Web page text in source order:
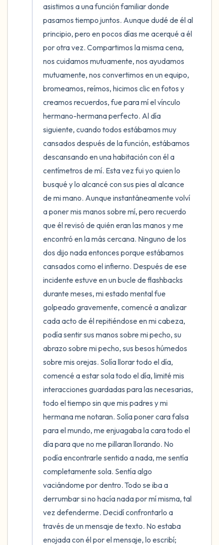
asistimos a una función familiar donde
pasamos tiempo juntos. Aunque dudé de él al
principio, pero en pocos días me acerqué a él
por otra vez. Compartimos la misma cena,
nos cuidamos mutuamente, nos ayudamos
mutuamente, nos convertimos en un equipo,
bromeamos, reímos, hicimos clic en fotos y
creamos recuerdos, fue para mí el vínculo
hermano-hermana perfecto. Al día
siguiente, cuando todos estábamos muy
cansados después de la función, estábamos
descansando en una habitación con él a
centímetros de mí. Esta vez fui yo quien lo
busqué y lo alcancé con sus pies al alcance
de mi mano. Aunque instantáneamente volví
a poner mis manos sobre mí, pero recuerdo
que él revisó de quién eran las manos y me
encontró en la más cercana. Ninguno de los
dos dijo nada entonces porque estábamos
cansados como el infierno. Después de ese
incidente estuve en un bucle de flashbacks
durante meses, mi estado mental fue
golpeado gravemente, comencé a analizar
cada acto de él repitiéndose en mi cabeza,
podía sentir sus manos sobre mi pecho, su
abrazo sobre mi pecho, sus besos húmedos
sobre mis orejas. Solía llorar todo el día,
comencé a estar sola todo el día, limité mis
interacciones guardadas para las necesarias,
todo el tiempo sin que mis padres y mi
hermana me notaran. Solía poner cara falsa
para el mundo, me enjuagaba la cara todo el
día para que no me pillaran llorando. No
podía encontrarle sentido a nada, me sentía
completamente sola. Sentía algo
vaciándome por dentro. Todo se iba a
derrumbar si no hacía nada por mí misma, tal
vez defenderme. Decidí confrontarlo a
través de un mensaje de texto. No estaba
enojada con él por el mensaje, lo escribí;